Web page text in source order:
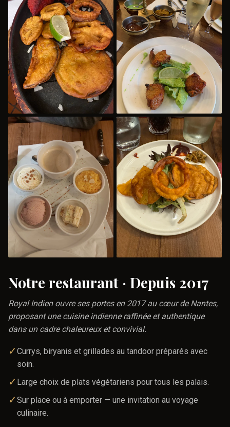
Notre restaurant · Depuis 2017
Royal Indien ouvre ses portes en 2017 au cœur de Nantes,
proposant une cuisine indienne raffinée et authentique
dans un cadre chaleureux et convivial.
✓Currys, biryanis et grillades au tandoor préparés avec
soin.
✓ Large choix de plats végétariens pour tous les palais.
✓Sur place ou à emporter — une invitation au voyage
culinaire.